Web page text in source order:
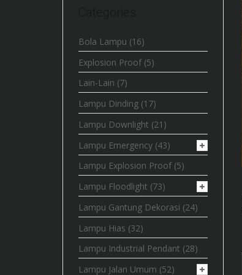
Bola Lampu (16)
Explosion Proof (5)
Lain-Lain (7)
Lampu Dinding (17)
Lampu Downlight (21)
Lampu Emergency (43)
Lampu Explosion Proof (5)
Lampu Floodlight (73)
Lampu Gantung Dekorasi (24)
Lampu Hias (32)
Lampu Industrial Pendant (28)
Lampu Jalan Umum (52)